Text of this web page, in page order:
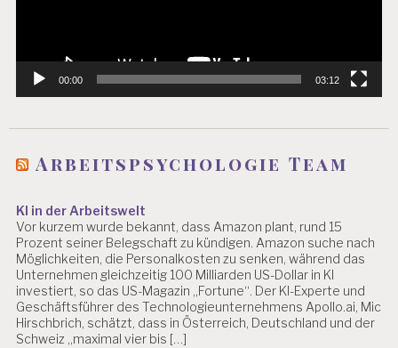
EI
T
S
C
E
EI
T
A
R
B
EI
T
00:00 03:12
Arbeitspsychologie Team
KI in der Arbeitswelt
Vor kurzem wurde bekannt, dass Amazon plant, rund 15
Prozent seiner Belegschaft zu kündigen. Amazon suche nach
Möglichkeiten, die Personalkosten zu senken, während das
Unternehmen gleichzeitig 100 Milliarden US-Dollar in KI
investiert, so das US-Magazin „Fortune“. Der KI-Experte und
Geschäftsführer des Technologieunternehmens Apollo.ai, Mic
Hirschbrich, schätzt, dass in Österreich, Deutschland und der
Schweiz „maximal vier bis […]